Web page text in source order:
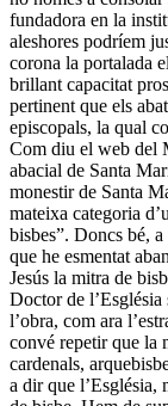
fundadora en la
aleshores podríem
corona la portalada
brillant capacitat
pertinent que els
episcopals, la qual
Com diu el web del
abacial de Santa
monestir de Santa
mateixa categoria
bisbes”. Doncs bé,
que he esmentat
Jesús la mitra de
Doctor de l’Església
l’obra, com ara
convé repetir que la
cardenals,
a dir que l’Església,